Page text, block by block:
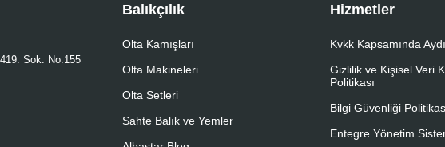
Sok. No:155
Balıkçılık
Olta Kamışları
Olta Makineleri
Olta Setleri
Sahte Balık ve Yemler
Hizmetler
Kvkk Kapsamında
Gizlilik ve Kişisel Veri
Politikası
Bilgi Güvenliği
Entegre Yönetim